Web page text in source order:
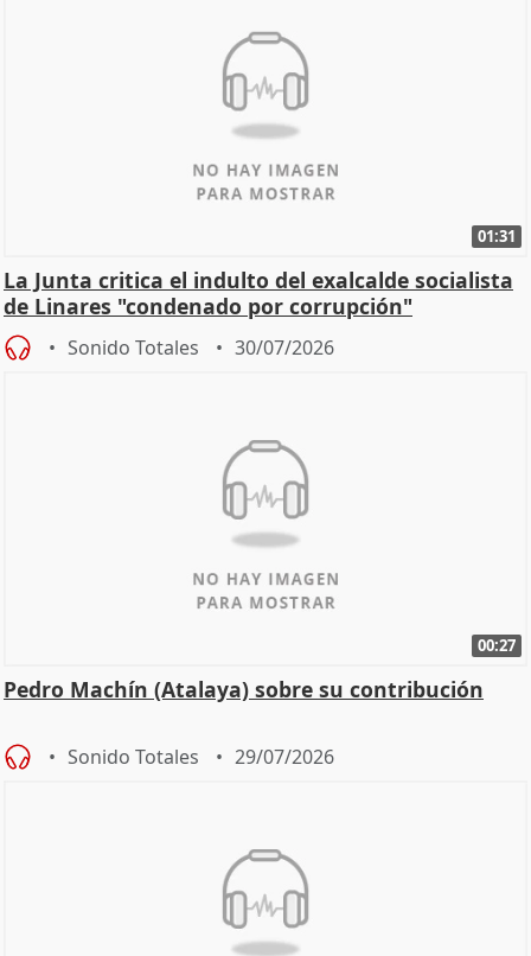
01:31
La Junta critica el indulto del exalcalde socialista
de Linares "condenado por corrupción"
Sonido Totales 30/07/2026
00:27
Pedro Machín (Atalaya) sobre su contribución
Sonido Totales 29/07/2026